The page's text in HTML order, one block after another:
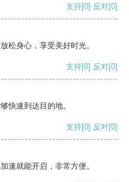
支持[0] 反对[0]
松身心，享受美好时光。
支持[0] 反对[0]
快速到达目的地。
支持[0] 反对[0]
速就能开启，非常方便。